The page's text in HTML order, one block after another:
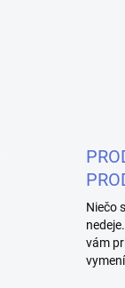
Niečo
vám